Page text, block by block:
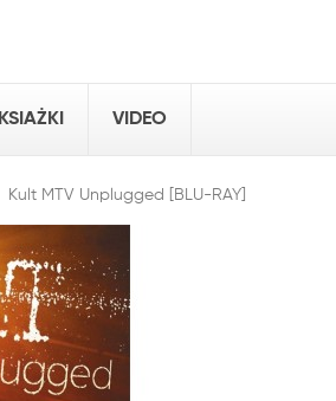
KSIAŻKI VIDEO
Kult MTV Unplugged [BLU-RAY]